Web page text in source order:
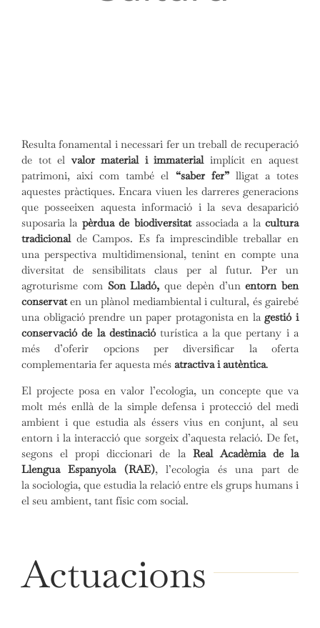
Resulta fonamental i necessari fer un treball de recuperació
de tot elvalor material i immaterialimplícit en aquest
patrimoni, així com també el “saber fer” lligat a totes
aquestes pràctiques. Encara viuen les darreres generacions
que posseeixen aquesta informació i la seva desaparició
suposaria la pèrdua de biodiversitatassociada a la cultura
tradicionalde Campos. Es fa imprescindible treballar en
una perspectiva multidimensional, tenint en compte una
diversitat de sensibilitats claus per al futur. Per un
agroturisme com Son Lladó, que depèn d’unentorn ben
conservaten un plànol mediambiental i cultural, és gairebé
una obligació prendre un paper protagonista en la gestió i
conservació de la destinacióturística a la que pertany i a
més d’oferir opcions per diversificar la oferta
complementaria fer aquesta més atractiva i autèntica.
El projecte posa en valor l’ecologia, un concepte que va
molt més enllà de la simple defensa i protecció del medi
ambient i que estudia als éssers vius en conjunt, al seu
entorn i la interacció que sorgeix d’aquesta relació. De fet,
segons el propi diccionari de la Real Acadèmia de la
Llengua Espanyola (RAE), l’ecologia és una part de
la sociologia, que estudia la relació entre els grups humans i
el seu ambient, tant físic com social.
Actuacions